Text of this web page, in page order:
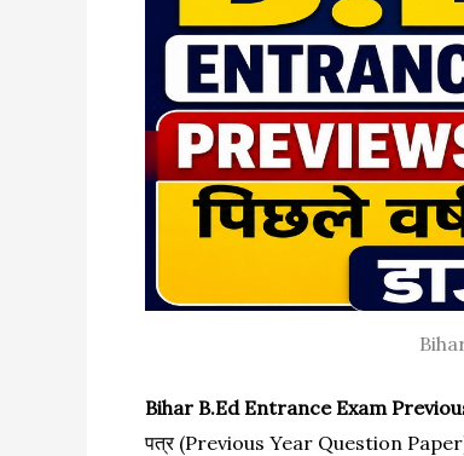
Bihar B.Ed Entrance Exam
पत्र (Previous Year Question Paper)